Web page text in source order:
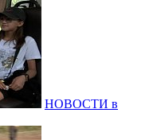
НОВОСТИ в